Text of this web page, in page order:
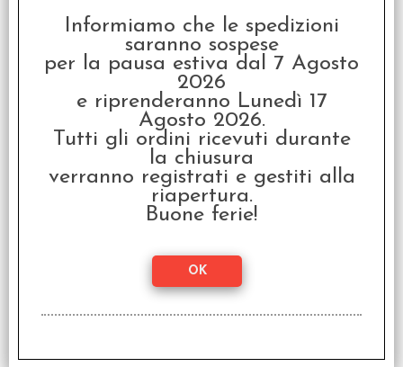
12,00
I clienti che hanno acquistato questo
prodotto, hanno scelto anche questi
articoli
Set 36D6 Gemini 3 -
SCONTO 20%
Informiamo che le spedizioni
saranno sospese
per la pausa estiva dal 7 Agosto
2026
e riprenderanno Lunedì 17
Agosto 2026.
Tutti gli ordini ricevuti durante
la chiusura
verranno registrati e gestiti alla
riapertura.
Buone ferie!